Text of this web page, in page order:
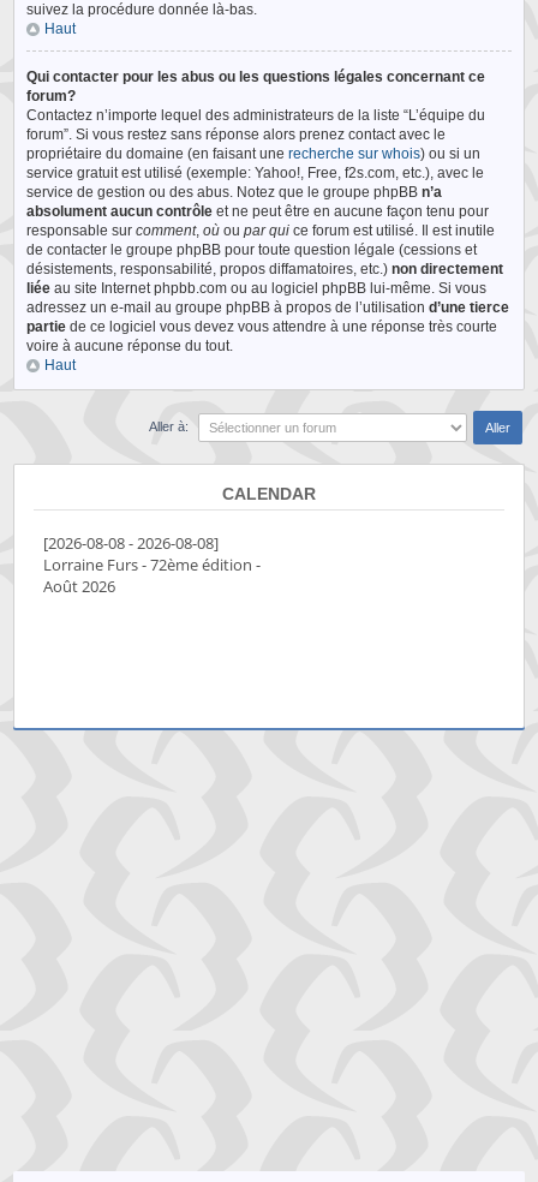
suivez la procédure donnée là-bas.
Haut
Qui contacter pour les abus ou les questions légales concernant ce
forum?
Contactez n’importe lequel des administrateurs de la liste “L’équipe du
forum”. Si vous restez sans réponse alors prenez contact avec le
propriétaire du domaine (en faisant unerecherche sur whois) ou si un
service gratuit est utilisé (exemple: Yahoo!, Free, f2s.com, etc.), avec le
service de gestion ou des abus. Notez que le groupe phpBBn’a
absolument aucun contrôle et ne peut être en aucune façon tenu pour
responsable surcomment,où oupar qui ce forum est utilisé. Il est inutile
de contacter le groupe phpBB pour toute question légale (cessions et
désistements, responsabilité, propos diffamatoires, etc.)non directement
liée au site Internet phpbb.com ou au logiciel phpBB lui-même. Si vous
adressez un e-mail au groupe phpBB à propos de l’utilisationd’une tierce
partie de ce logiciel vous devez vous attendre à une réponse très courte
voire à aucune réponse du tout.
Haut
Aller à:
CALENDAR